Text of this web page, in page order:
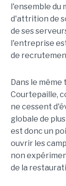
l'ensemble du
d'attrition de
de ses
l'entreprise
de
Dans le même
Courtepaille,
ne cessent
globale de
est donc un
ouvrir les
non
de la